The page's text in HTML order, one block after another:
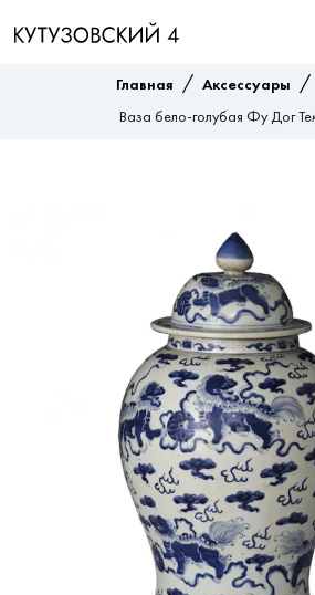
Главная / Аксессуары /
Ваза бело-голубая Фу Дог